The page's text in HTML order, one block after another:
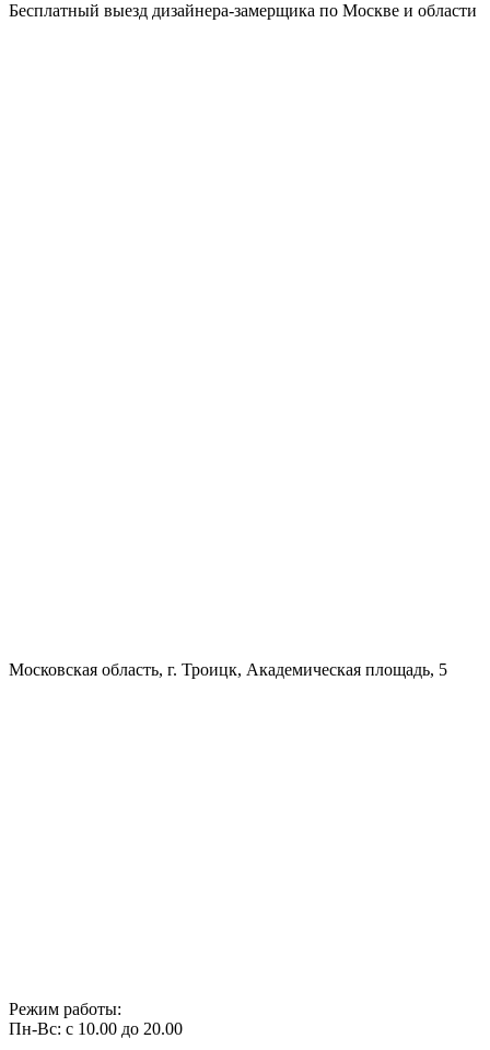
Бесплатный выезд дизайнера-замерщика по Москве и области
Московская область, г. Троицк, Академическая площадь, 5
Режим работы:
Пн-Вс: с 10.00 до 20.00